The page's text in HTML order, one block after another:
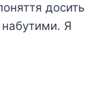
досить
набутими. Я